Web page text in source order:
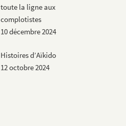
toute la ligne aux
complotistes
10 décembre 2024
Histoires d’Aïkido
12 octobre 2024